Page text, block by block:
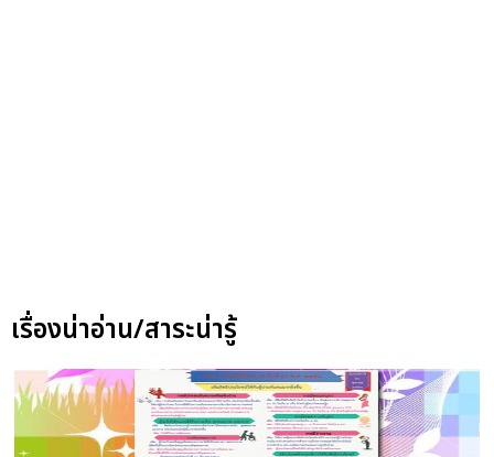
เรื่องน่าอ่าน/สาระน่ารู้